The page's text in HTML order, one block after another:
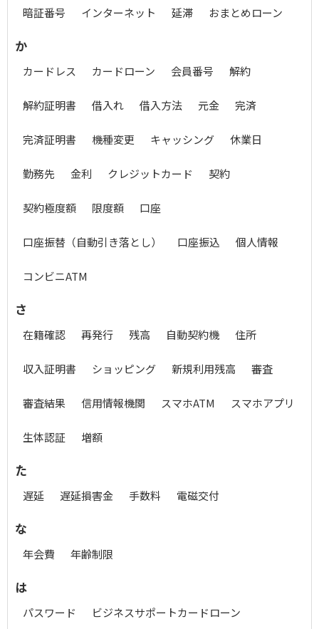
暗証番号 インターネット 延滞 おまとめローン
か
カードレス カードローン 会員番号 解約
解約証明書 借入れ 借入方法 元金 完済
完済証明書 機種変更 キャッシング 休業日
勤務先 金利 クレジットカード 契約
契約極度額 限度額 口座
口座振替（自動引き落とし） 口座振込 個人情報
コンビニATM
さ
在籍確認 再発行 残高 自動契約機 住所
収入証明書 ショッピング 新規利用残高 審査
審査結果 信用情報機関 スマホATM スマホアプリ
生体認証 増額
た
遅延 遅延損害金 手数料 電磁交付
な
年会費 年齢制限
は
パスワード ビジネスサポートカードローン